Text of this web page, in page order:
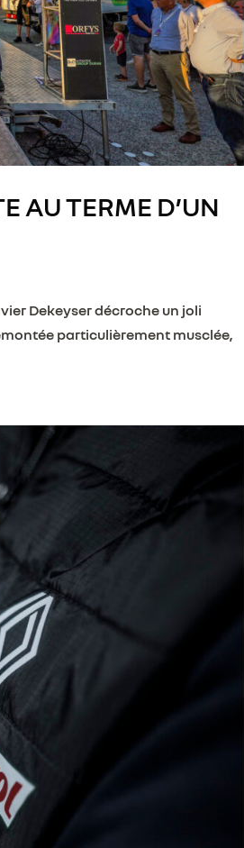
AU TERME D’UN
Dekeyser décroche un joli
particulièrement musclée,